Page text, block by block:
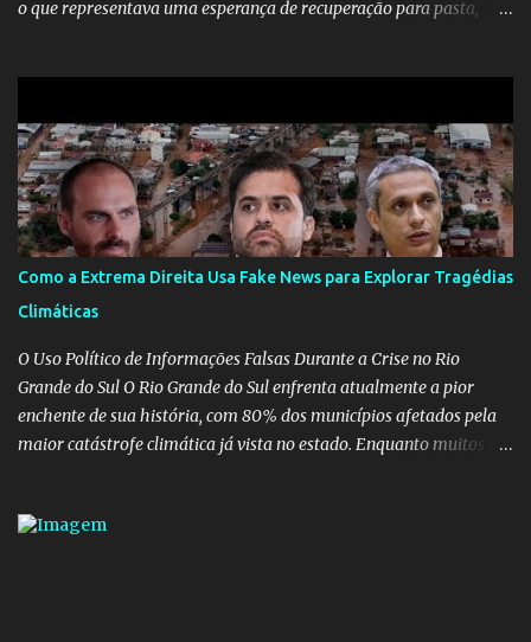
o que representava uma esperança de recuperação para pasta,
meio vai ter o seu terceiro ministro no comando, depois da
insensatez de Vélez e as loucuras ideológicas de Weintraub, parecia
que a ala influenciada por Olavo de Carvalho tinha perdido força
na gestão... Mas as mentiras de Carlos Alberto Decotelli podem
trazer mais problemas do que soluções a Educação brasileira,
afinal de contas como acreditar em algo proposto pelo novo
ministro sem imaginar que ele só esta querendo auferir vantagens
pessoais em uma pasta de tamanha envergadura e influência na
vida dos brasileiros. Evelin Azevedo escreveu brilhantemen...
Como a Extrema Direita Usa Fake News para Explorar Tragédias
Climáticas
O Uso Político de Informações Falsas Durante a Crise no Rio
Grande do Sul O Rio Grande do Sul enfrenta atualmente a pior
enchente de sua história, com 80% dos municípios afetados pela
maior catástrofe climática já vista no estado. Enquanto muitos se
voluntários e das forças governamentais, impactando diretamente